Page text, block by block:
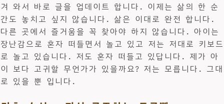
겨 와서 바로 글을 업데이트 합니다. 이제는 삶의 한 순
간도 놓치고 싶지 않습니다. 삶은 이대로 완전 합니다.
다른 곳에서 즐거움을 꼭 찾아야 하지 않습니다. 아이는
장난감으로 혼자 떠들면서 놀고 있고 저는 저대로 키보드
로 놀고 있습니다. 저도 혼자 떠들고 있답니다. 제가 아
이 보다 고귀할 무언가가 있을까요? 저는 모릅니다. 그대
로 있을 뿐 입니다.